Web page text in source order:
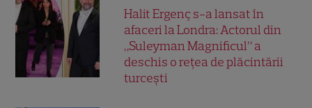
Halit Ergenç s-a lansat în
afaceri la Londra: Actorul din
„Suleyman Magnificul” a
deschis o rețea de plăcintării
turcești